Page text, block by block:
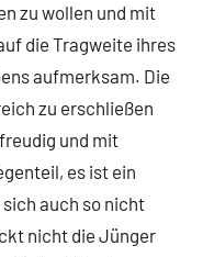
zu wollen und mit
die Tragweite ihres
aufmerksam. Die
zu erschließen
und mit
es ist ein
auch so nicht
nicht die Jünger